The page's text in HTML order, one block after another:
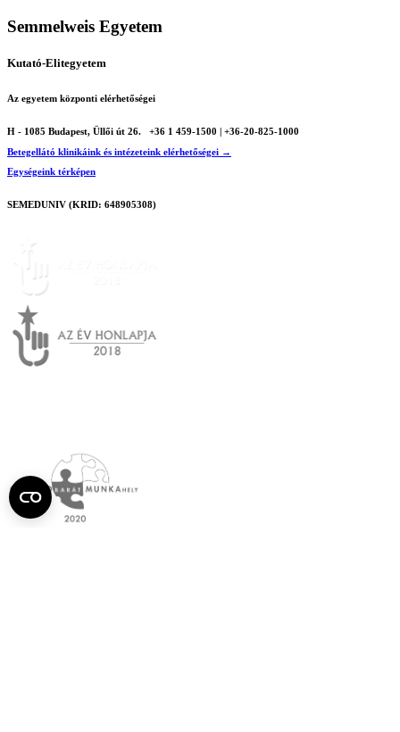
Semmelweis Egyetem
Kutató-Elitegyetem
Az egyetem központi elérhetőségei
H - 1085 Budapest, Üllői út 26.
+36 1 459-1500 | +36-20-825-1000
Betegellátó klinikáink és intézeteink elérhetőségei →
Egységeink térképen
SEMEDUNIV (KRID: 648905308)